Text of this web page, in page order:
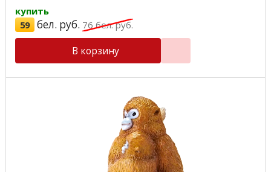
купить
59 бел. руб. 76бел. руб.
В корзину